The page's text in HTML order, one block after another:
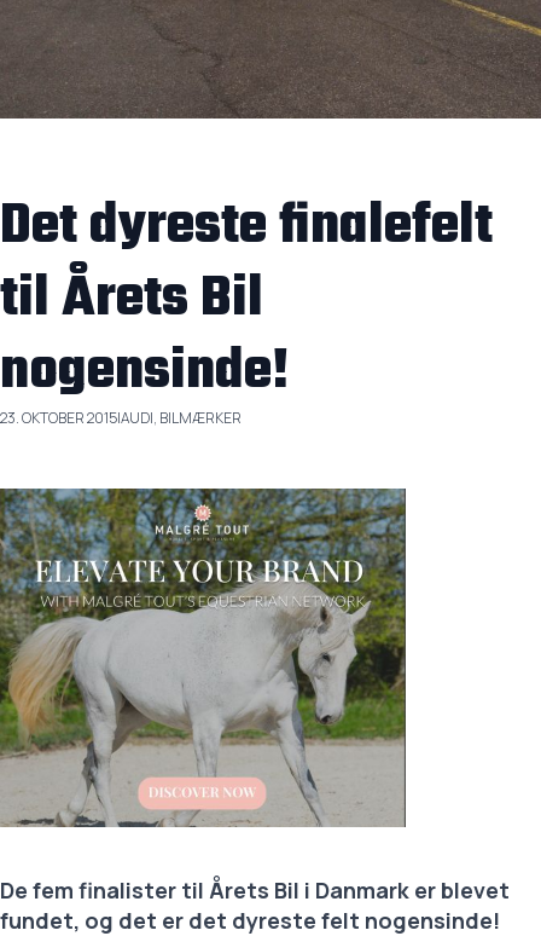
Det dyreste finalefelt
til Årets Bil
nogensinde!
23. OKTOBER 2015|AUDI, BILMÆRKER
De fem finalister til Årets Bil i Danmark er blevet
fundet, og det er det dyreste felt nogensinde!